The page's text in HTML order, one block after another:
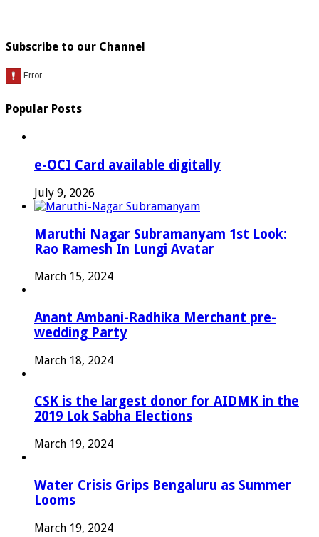
Subscribe to our Channel
Popular Posts
e-OCI Card available digitally
July 9, 2026
Maruthi Nagar Subramanyam 1st Look:
Rao Ramesh In Lungi Avatar
March 15, 2024
Anant Ambani-Radhika Merchant pre-
wedding Party
March 18, 2024
CSK is the largest donor for AIDMK in the
2019 Lok Sabha Elections
March 19, 2024
Water Crisis Grips Bengaluru as Summer
Looms
March 19, 2024